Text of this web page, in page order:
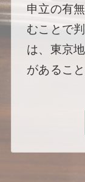
申立の有
むことで
は、東京
があるこ